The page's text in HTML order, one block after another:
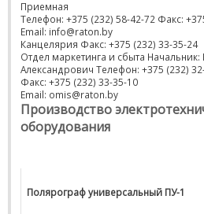
Приемная
Телефон: +375 (232) 58-42-72 Факс:
Email: info@raton.by
Канцелярия Факс: +375 (232) 33-35-24
Отдел маркетинга и сбыта
Александрович Телефон: +375 (232)
Факс: +375 (232) 33-35-10
Email: omis@raton.by
Производство
оборудования
Полярограф универсальный ПУ-1